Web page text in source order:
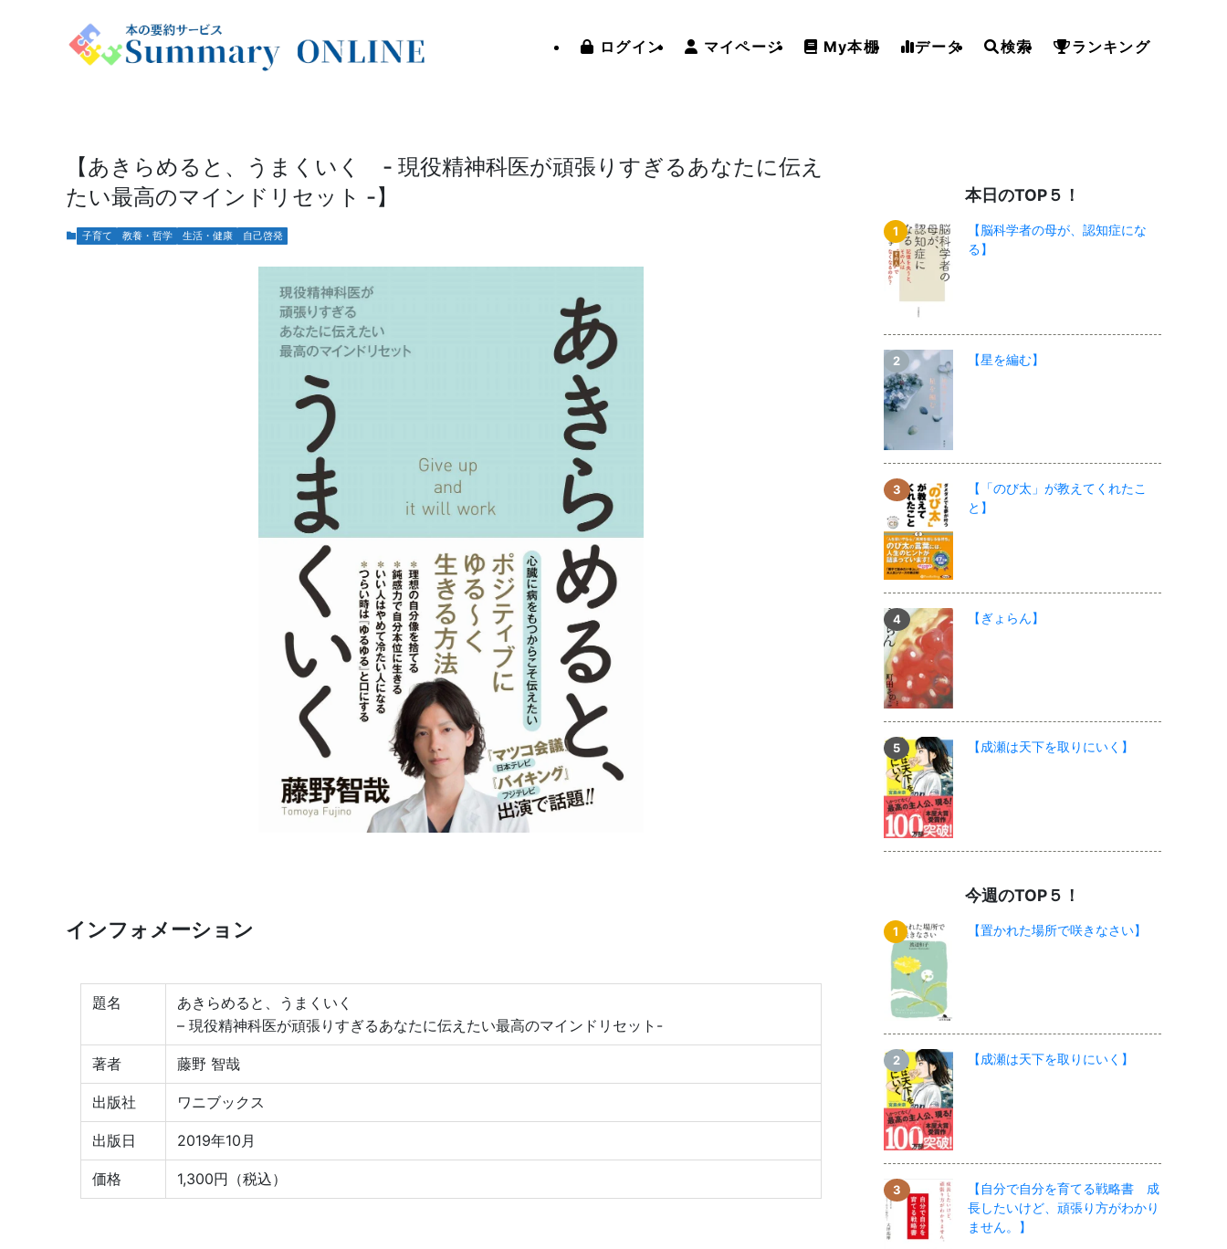
ログイン マイページ My本棚 データ 検索 ランキング
【あきらめると、うまくいく - 現役精神科医が頑張りすぎるあなたに伝え
たい最高のマインドリセット -】
子育て 教養・哲学 生活・健康 自己啓発
インフォメーション
題名
あきらめると、うまくいく
– 現役精神科医が頑張りすぎるあなたに伝えたい最高のマインドリセット-
著者 藤野 智哉
出版社 ワニブックス
出版日 2019年10月
価格 1,300円（税込）
本日のTOP５！
【脳科学者の母が、認知症にな
る】
【星を編む】
【「のび太」が教えてくれたこ
と】
【ぎょらん】
【成瀬は天下を取りにいく】
今週のTOP５！
【置かれた場所で咲きなさい】
【成瀬は天下を取りにいく】
【自分で自分を育てる戦略書 成
長したいけど、頑張り方がわかり
ません。】